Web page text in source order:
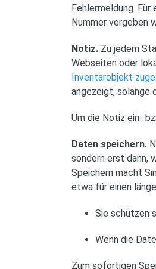
Fehlermeldung.
Nummer vergeben
Notiz. Zu jedem
Webseiten oder
Inventarobjekt
angezeigt, solange
Um die Notiz ein-
Daten speichern.
sondern erst dann,
Speichern macht
etwa für einen
Sie schützen
Wenn die
Zum sofortigen